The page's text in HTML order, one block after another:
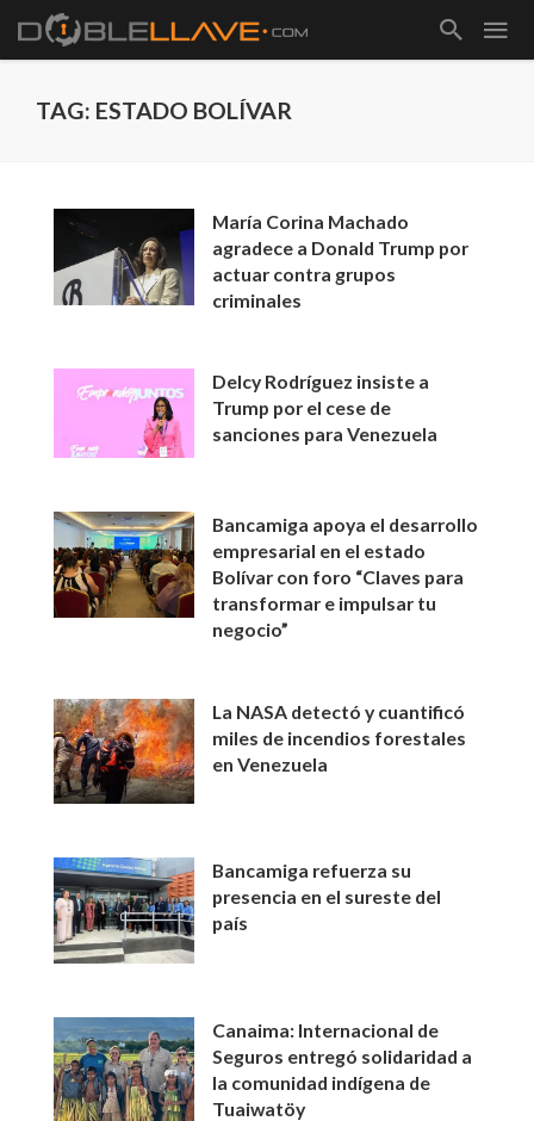
TAG: ESTADO BOLÍVAR
María Corina Machado
agradece a Donald Trump por
actuar contra grupos
criminales
Delcy Rodríguez insiste a
Trump por el cese de
sanciones para Venezuela
Bancamiga apoya el desarrollo
empresarial en el estado
Bolívar con foro “Claves para
transformar e impulsar tu
negocio”
La NASA detectó y cuantificó
miles de incendios forestales
en Venezuela
Bancamiga refuerza su
presencia en el sureste del
país
Canaima: Internacional de
Seguros entregó solidaridad a
la comunidad indígena de
Tuaiwatöy